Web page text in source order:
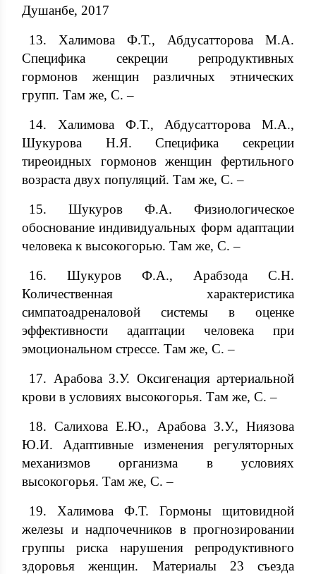
Душанбе, 2017
13. Халимова Ф.Т., Абдусатторова М.А.
Специфика секреции репродуктивных
гормонов женщин различных этнических
групп. Там же, С. –
14. Халимова Ф.Т., Абдусатторова М.А.,
Шукурова Н.Я. Специфика секреции
тиреоидных гормонов женщин фертильного
возраста двух популяций. Там же, С. –
15. Шукуров Ф.А. Физиологическое
обоснование индивидуальных форм адаптации
человека к высокогорью. Там же, С. –
16. Шукуров Ф.А., Арабзода С.Н.
Количественная характеристика
симпатоадреналовой системы в оценке
эффективности адаптации человека при
эмоциональном стрессе. Там же, С. –
17. Арабова З.У. Оксигенация артериальной
крови в условиях высокогорья. Там же, С. –
18. Салихова Е.Ю., Арабова З.У., Ниязова
Ю.И. Адаптивные изменения регуляторных
механизмов организма в условиях
высокогорья. Там же, С. –
19. Халимова Ф.Т. Гормоны щитовидной
железы и надпочечников в прогнозировании
группы риска нарушения репродуктивного
здоровья женщин. Материалы 23 съезда